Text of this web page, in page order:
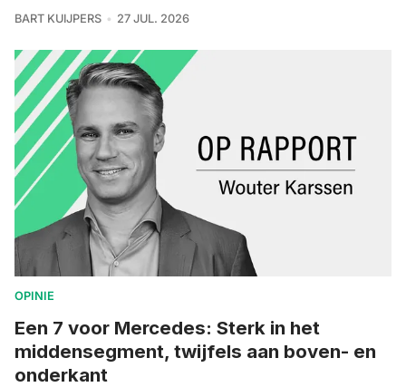
BART KUIJPERS 27 JUL. 2026
OPINIE
Een 7 voor Mercedes: Sterk in het
middensegment, twijfels aan boven- en
onderkant